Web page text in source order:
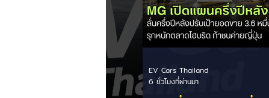
EV Cars Thailand
6 ชั่วโมงที่ผ่านมา